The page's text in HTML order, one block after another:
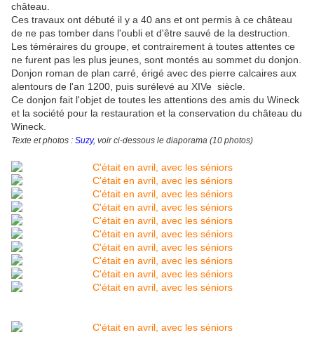
château.
Ces travaux ont débuté il y a 40 ans et ont permis à ce château
de ne pas tomber dans l'oubli et d'être sauvé de la destruction.
Les téméraires du groupe, et contrairement à toutes attentes ce
ne furent pas les plus jeunes, sont montés au sommet du donjon.
Donjon roman de plan carré, érigé avec des pierre calcaires aux
alentours de l'an 1200, puis surélevé au XIVe siècle.
Ce donjon fait l'objet de toutes les attentions des amis du Wineck
et la société pour la restauration et la conservation du château du
Wineck.
Texte et photos : Suzy, voir ci-dessous le diaporama (10 photos)